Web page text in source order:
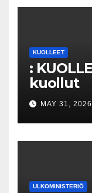
KUOLLEET
:
kuollut
MAY 31, 2026
ULKOMINISTERIÖ